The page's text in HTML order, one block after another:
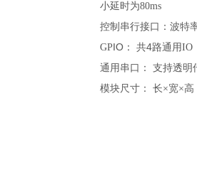
小延时为80ms
控制串行接口 ：波特
GPIO ： 共4路通用IO
通用串口 ：
支持透明
模块尺寸 ： 长×宽×高